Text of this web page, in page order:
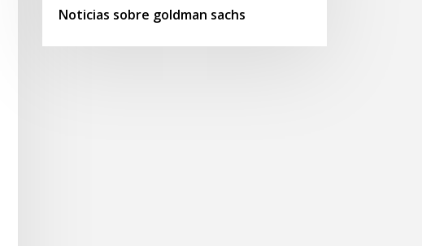
Noticias sobre goldman sachs